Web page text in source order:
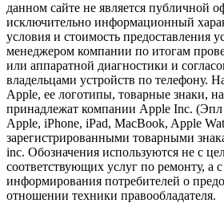
данном сайте не является публичной
исключительно информационный
условия и стоимость предоставления
менеджером компании по итогам
или аппаратной диагностики и
владельцами устройств по телефону.
Apple, ее логотипы, товарные знаки,
принадлежат компании Apple Inc.
Apple, iPhone, iPad, MacBook, Apple
зарегистрированными товарными
inc. Обозначения используются не с
соответствующих услуг по ремонту, а
информирования потребителей о
отношении техники правообладателя.